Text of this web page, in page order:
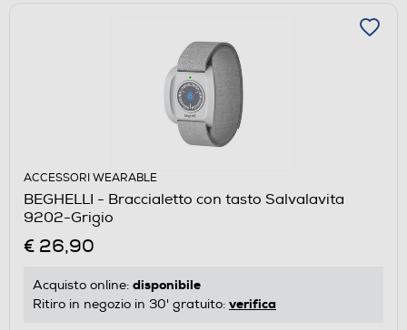
ACCESSORI WEARABLE
BEGHELLI - Braccialetto con tasto Salvalavita
9202-Grigio
€ 26,90
Acquisto online: disponibile
Ritiro in negozio in 30' gratuito: verifica